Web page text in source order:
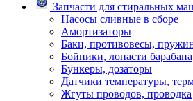
Запчасти для стиральных
Насосы сливные в сборе
Амортизаторы
Баки, противовесы,
Бойники, лопасти барабана
Бункеры, дозаторы
Датчики температуры,
Жгуты проводов, проводка